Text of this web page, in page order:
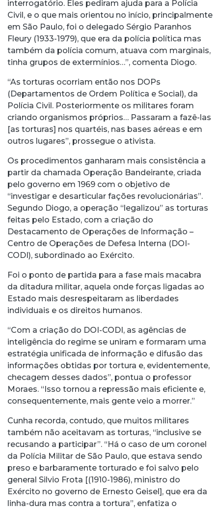
interrogatório. Eles pediram ajuda para a Polícia
Civil, e o que mais orientou no início, principalmente
em São Paulo, foi o delegado Sérgio Paranhos
Fleury (1933-1979), que era da polícia política mas
também da polícia comum, atuava com marginais,
tinha grupos de extermínios…”, comenta Diogo.
“As torturas ocorriam então nos DOPs
(Departamentos de Ordem Política e Social), da
Polícia Civil. Posteriormente os militares foram
criando organismos próprios… Passaram a fazê-las
[as torturas] nos quartéis, nas bases aéreas e em
outros lugares”, prossegue o ativista.
Os procedimentos ganharam mais consistência a
partir da chamada Operação Bandeirante, criada
pelo governo em 1969 com o objetivo de
“investigar e desarticular fações revolucionárias”.
Segundo Diogo, a operação “legalizou” as torturas
feitas pelo Estado, com a criação do
Destacamento de Operações de Informação –
Centro de Operações de Defesa Interna (DOI-
CODI), subordinado ao Exército.
Foi o ponto de partida para a fase mais macabra
da ditadura militar, aquela onde forças ligadas ao
Estado mais desrespeitaram as liberdades
individuais e os direitos humanos.
“Com a criação do DOI-CODI, as agências de
inteligência do regime se uniram e formaram uma
estratégia unificada de informação e difusão das
informações obtidas por tortura e, evidentemente,
checagem desses dados”, pontua o professor
Moraes. “Isso tornou a repressão mais eficiente e,
consequentemente, mais gente veio a morrer.”
Cunha recorda, contudo, que muitos militares
também não aceitavam as torturas, “inclusive se
recusando a participar”. “Há o caso de um coronel
da Polícia Militar de São Paulo, que estava sendo
preso e barbaramente torturado e foi salvo pelo
general Silvio Frota [(1910-1986), ministro do
Exército no governo de Ernesto Geisel], que era da
linha-dura mas contra a tortura”, enfatiza o